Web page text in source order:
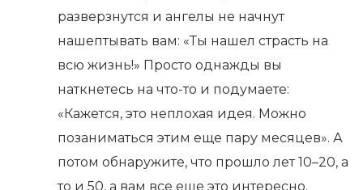
разверзнутся и ангелы не начнут
нашептывать вам: «Ты нашел страсть на
всю жизнь!» Просто однажды вы
наткнетесь на что-то и подумаете:
«Кажется, это неплохая идея. Можно
позаниматься этим еще пару месяцев». А
потом обнаружите, что прошло лет 10–20, а
то и 50, а вам все еще это интересно.